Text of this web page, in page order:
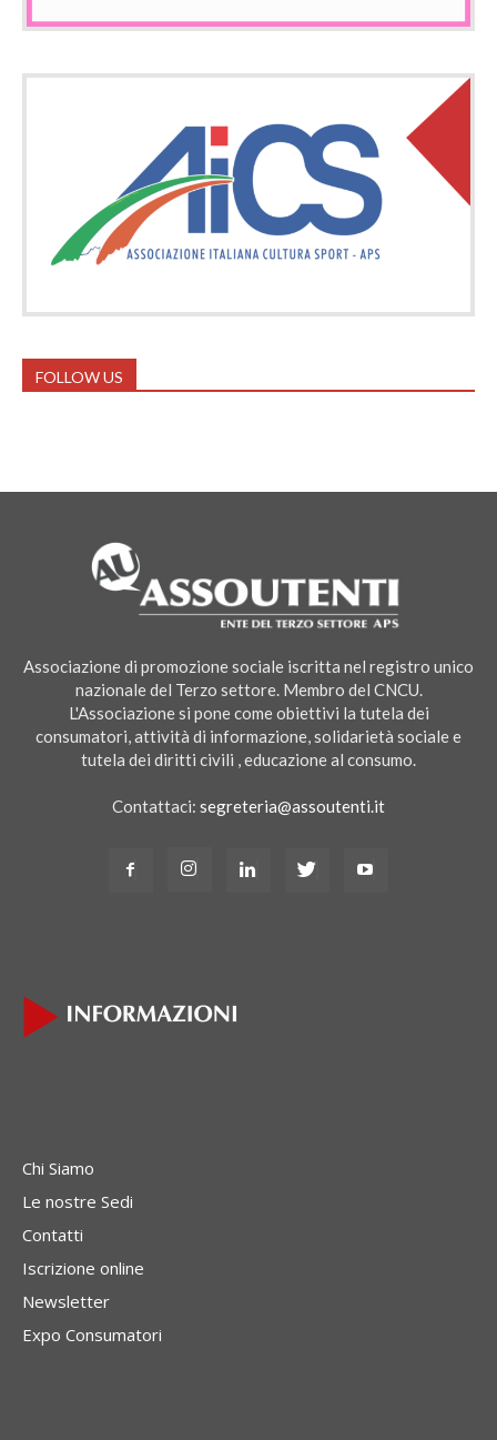
FOLLOW US
Associazione di promozione sociale iscritta nel registro unico
nazionale del Terzo settore. Membro del CNCU.
L'Associazione si pone come obiettivi la tutela dei
consumatori, attività di informazione, solidarietà sociale e
tutela dei diritti civili , educazione al consumo.
Contattaci: segreteria@assoutenti.it
Chi Siamo
Le nostre Sedi
Contatti
Iscrizione online
Newsletter
Expo Consumatori